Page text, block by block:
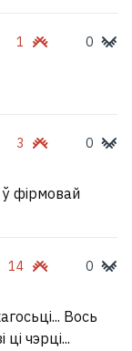
1 0
3 0
ў фірмовай
14 0
Вось
чэрці...